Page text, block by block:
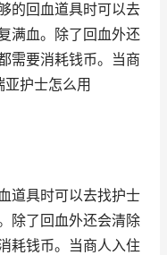
的回血道具时可以去
满血。除了回血外还
需要消耗钱币。当商
护士怎么用
道具时可以去找护士
除了回血外还会清除
耗钱币。当商人入住